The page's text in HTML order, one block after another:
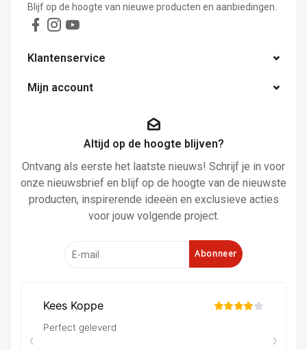
Blijf op de hoogte van nieuwe producten en aanbiedingen.
Klantenservice
Mijn account
Altijd op de hoogte blijven?
Ontvang als eerste het laatste nieuws! Schrijf je in voor
onze nieuwsbrief en blijf op de hoogte van de nieuwste
producten, inspirerende ideeën en exclusieve acties
voor jouw volgende project.
Abonneer